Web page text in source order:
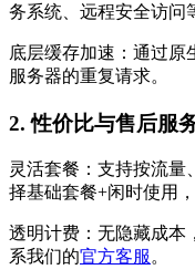
务系统、远程安全访问
底层缓存加速：通过原
服务器的重复请求。
2. 性价比与售后服
灵活套餐：支持按流量
择基础套餐+闲时使用
透明计费：无隐藏成本
系我们的官方客服 。